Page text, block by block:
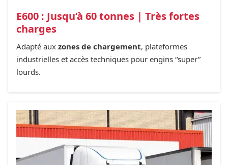
E600 : Jusqu’à 60 tonnes | Très fortes
charges
Adapté aux zones de chargement, plateformes
industrielles et accès techniques pour engins “super”
lourds.